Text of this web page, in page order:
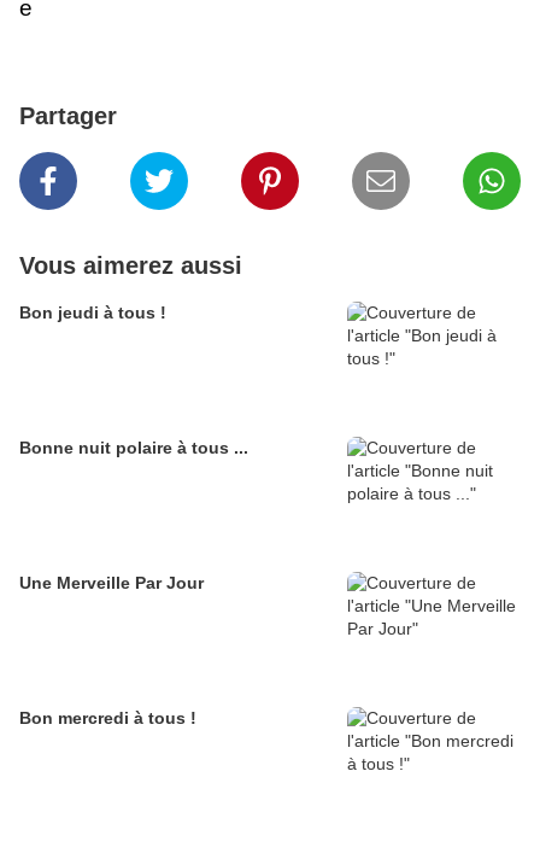
Partager
Vous aimerez aussi
Bon jeudi à tous !
Bonne nuit polaire à tous ...
Une Merveille Par Jour
Bon mercredi à tous !